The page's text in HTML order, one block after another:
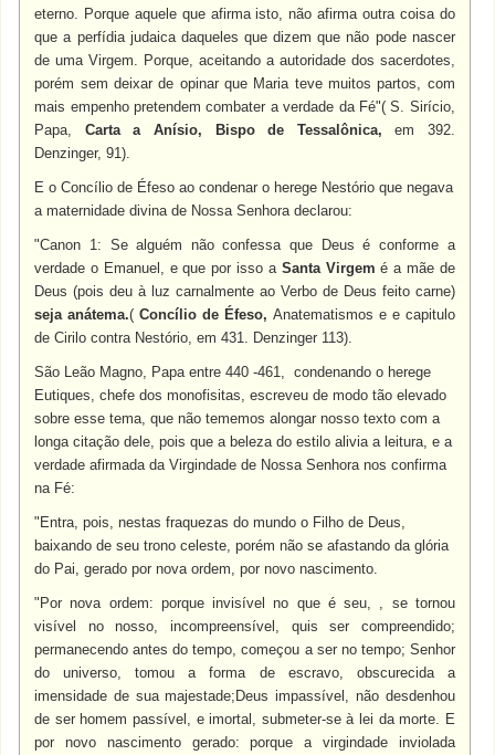
eterno. Porque aquele que afirma isto, não afirma outra coisa do
que a perfídia judaica daqueles que dizem que não pode nascer
de uma Virgem. Porque, aceitando a autoridade dos sacerdotes,
porém sem deixar de opinar que Maria teve muitos partos, com
mais empenho pretendem combater a verdade da Fé"( S. Sirício,
Papa, Carta a Anísio, Bispo de Tessalônica, em 392.
Denzinger, 91).
E o Concílio de Éfeso ao condenar o herege Nestório que negava
a maternidade divina de Nossa Senhora declarou:
"Canon 1: Se alguém não confessa que Deus é conforme a
verdade o Emanuel, e que por isso aSanta Virgem é a mãe de
Deus (pois deu à luz carnalmente ao Verbo de Deus feito carne)
seja anátema.( Concílio de Éfeso, Anatematismos e e capitulo
de Cirilo contra Nestório, em 431. Denzinger 113).
São Leão Magno, Papa entre 440 -461, condenando o herege
Eutiques, chefe dos monofisitas, escreveu de modo tão elevado
sobre esse tema, que não tememos alongar nosso texto com a
longa citação dele, pois que a beleza do estilo alivia a leitura, e a
verdade afirmada da Virgindade de Nossa Senhora nos confirma
na Fé:
"Entra, pois, nestas fraquezas do mundo o Filho de Deus,
baixando de seu trono celeste, porém não se afastando da glória
do Pai, gerado por nova ordem, por novo nascimento.
"Por nova ordem: porque invisível no que é seu, , se tornou
visível no nosso, incompreensível, quis ser compreendido;
permanecendo antes do tempo, começou a ser no tempo; Senhor
do universo, tomou a forma de escravo, obscurecida a
imensidade de sua majestade;Deus impassível, não desdenhou
de ser homem passível, e imortal, submeter-se à lei da morte. E
por novo nascimento gerado: porque a virgindade inviolada